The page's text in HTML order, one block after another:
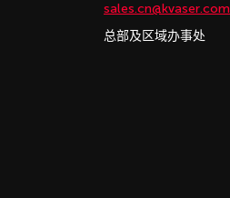
sales.cn@kvaser.com
总部及区域办事处